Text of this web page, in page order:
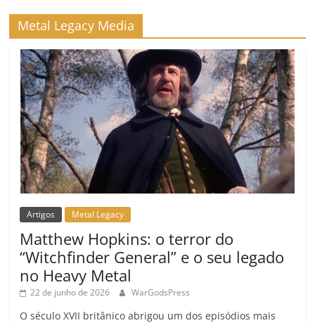
Metal Legacy Media
Artigos Metal Legacy
Matthew Hopkins: o terror do
“Witchfinder General” e o seu legado
no Heavy Metal
22 de junho de 2026 WarGodsPress
O século XVII britânico abrigou um dos episódios mais